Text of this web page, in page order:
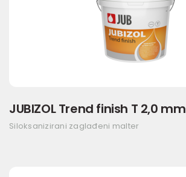
JUBIZOL Trend finish T 2,0 mm
Siloksanizirani zaglađeni malter